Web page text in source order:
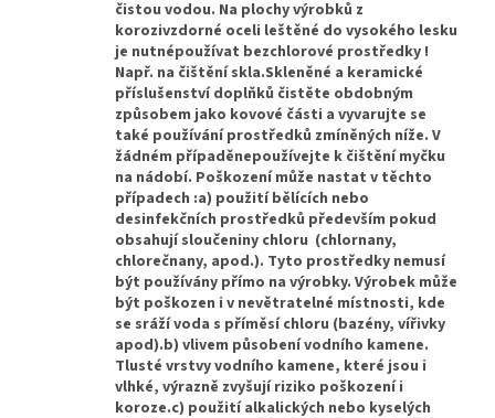
čistou vodou. Na plochy výrobků z
korozivzdorné oceli leštěné do vysokého lesku
je nutnépoužívat bezchlorové prostředky !
Např. na čištění skla.Skleněné a keramické
příslušenství doplňků čistěte obdobným
způsobem jako kovové části a vyvarujte se
také používání prostředků zmíněných níže. V
žádném případěnepoužívejte k čištění myčku
na nádobí. Poškození může nastat v těchto
případech :a) použití bělících nebo
desinfekčních prostředků především pokud
obsahují sloučeniny chloru (chlornany,
chlorečnany, apod.). Tyto prostředky nemusí
být používány přímo na výrobky. Výrobek může
být poškozen i v nevětratelné místnosti, kde
se sráží voda s příměsí chloru (bazény, vířivky
apod).b) vlivem působení vodního kamene.
Tlusté vrstvy vodního kamene, které jsou i
vlhké, výrazně zvyšují riziko poškození i
koroze.c) použití alkalických nebo kyselých